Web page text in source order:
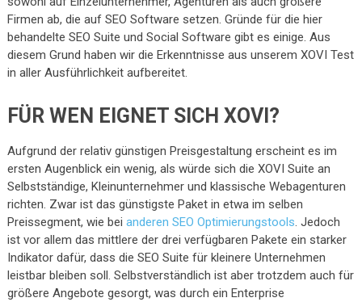
Firmen ab, die auf SEO Software setzen. Gründe für die hier
behandelte SEO Suite und Social Software gibt es einige. Aus
diesem Grund haben wir die Erkenntnisse aus unserem XOVI Test
in aller Ausführlichkeit aufbereitet.
FÜR WEN EIGNET SICH XOVI?
Aufgrund der relativ günstigen Preisgestaltung erscheint es im
ersten Augenblick ein wenig, als würde sich die XOVI Suite an
Selbstständige, Kleinunternehmer und klassische Webagenturen
richten. Zwar ist das günstigste Paket in etwa im selben
Preissegment, wie bei anderen SEO Optimierungstools . Jedoch
ist vor allem das mittlere der drei verfügbaren Pakete ein starker
Indikator dafür, dass die SEO Suite für kleinere Unternehmen
leistbar bleiben soll. Selbstverständlich ist aber trotzdem auch für
größere Angebote gesorgt, was durch ein Enterprise